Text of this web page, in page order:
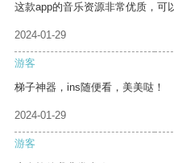
这款app的音乐资源非常优质，可
2024-01-29
游客
梯子神器，ins随便看，美美哒！
2024-01-29
游客